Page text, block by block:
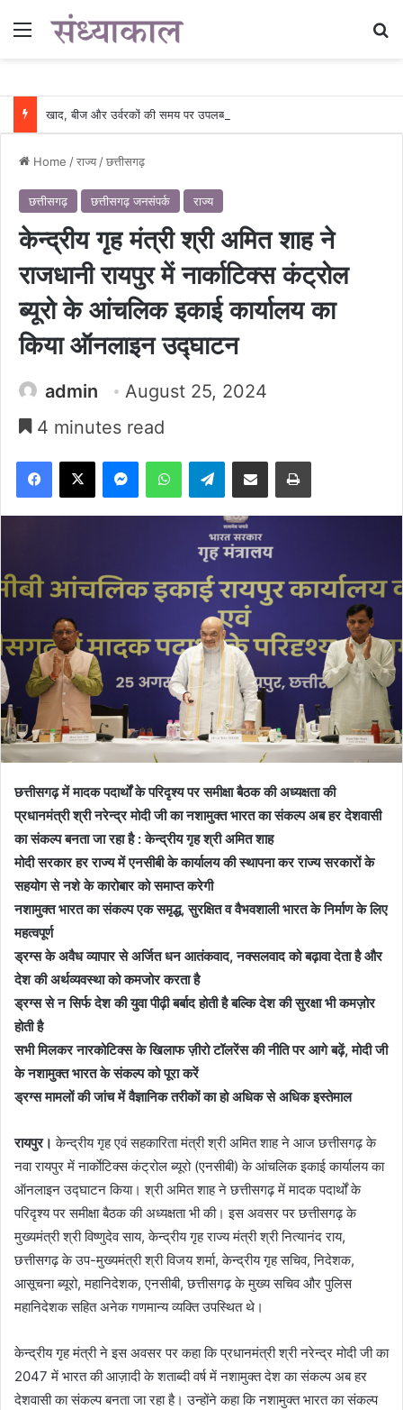
Menu
Home /राज्य /छत्तीसगढ़
छत्तीसगढ़ छत्तीसगढ़ जनसंपर्क राज्य
केन्द्रीय गृह मंत्री श्री अमित शाह ने
राजधानी रायपुर में नार्काटिक्स कंट्रोल
ब्यूरो के आंचलिक इकाई कार्यालय का
किया ऑनलाइन उद्घाटन
admin
August 25, 2024
4 minutes read
Facebook
X MessengerWhatsAppTelegramShare via Email Print
छत्तीसगढ़ में मादक पदार्थों के परिदृश्य पर समीक्षा बैठक की अध्यक्षता की
प्रधानमंत्री श्री नरेन्द्र मोदी जी का नशामुक्त भारत का संकल्प अब हर देशवासी
का संकल्प बनता जा रहा है : केन्द्रीय गृह श्री अमित शाह
मोदी सरकार हर राज्य में एनसीबी के कार्यालय की स्थापना कर राज्य सरकारों के
सहयोग से नशे के कारोबार को समाप्त करेगी
नशामुक्त भारत का संकल्प एक समृद्ध, सुरक्षित व वैभवशाली भारत के निर्माण के लिए
महत्वपूर्ण
ड्रग्स के अवैध व्यापार से अर्जित धन आतंकवाद, नक्सलवाद को बढ़ावा देता है और
देश की अर्थव्यवस्था को कमजोर करता है
ड्रग्स से न सिर्फ देश की युवा पीढ़ी बर्बाद होती है बल्कि देश की सुरक्षा भी कमज़ोर
होती है
सभी मिलकर नारकोटिक्स के खिलाफ ज़ीरो टॉलरेंस की नीति पर आगे बढ़ें, मोदी जी
के नशामुक्त भारत के संकल्प को पूरा करें
ड्रग्स मामलों की जांच में वैज्ञानिक तरीकों का हो अधिक से अधिक इस्तेमाल
रायपुर। केन्द्रीय गृह एवं सहकारिता मंत्री श्री अमित शाह ने आज छत्तीसगढ़ के
नवा रायपुर में नार्काेटिक्स कंट्रोल ब्यूरो (एनसीबी) के आंचलिक इकाई कार्यालय का
ऑनलाइन उद्घाटन किया। श्री अमित शाह ने छत्तीसगढ़ में मादक पदार्थों के
परिदृश्य पर समीक्षा बैठक की अध्यक्षता भी की। इस अवसर पर छत्तीसगढ़ के
मुख्यमंत्री श्री विष्णुदेव साय, केन्द्रीय गृह राज्य मंत्री श्री नित्यानंद राय,
छत्तीसगढ़ के उप-मुख्यमंत्री श्री विजय शर्मा, केन्द्रीय गृह सचिव, निदेशक,
आसूचना ब्यूरो, महानिदेशक, एनसीबी, छत्तीसगढ़ के मुख्य सचिव और पुलिस
महानिदेशक सहित अनेक गणमान्य व्यक्ति उपस्थित थे।
केन्द्रीय गृह मंत्री ने इस अवसर पर कहा कि प्रधानमंत्री श्री नरेन्द्र मोदी जी का
2047 में भारत की आज़ादी के शताब्दी वर्ष में नशामुक्त देश का संकल्प अब हर
देशवासी का संकल्प बनता जा रहा है। उन्होंने कहा कि नशामुक्त भारत का संकल्प